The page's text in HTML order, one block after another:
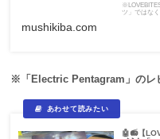
ツ」ではな
mushikiba.com
※「Electric Pentagram」のレ
🤖📻【